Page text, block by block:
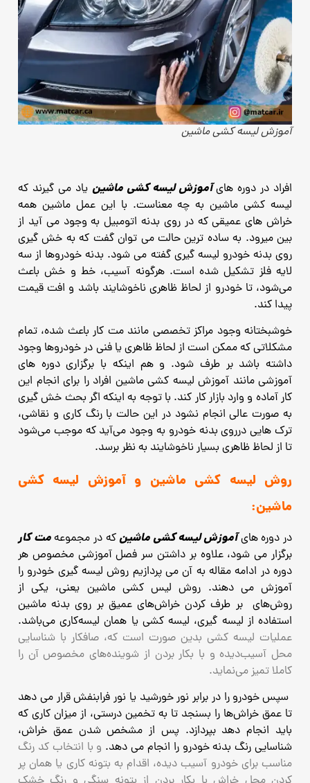
آموزش لیسه کشی ماشین
افراد در دوره هایآموزش لیسه کشی ماشین یاد می گیرند که
لیسه کشی ماشین به چه معناست. با این عمل ماشین همه
خراش های عمیقی که در روی بدنه اتومبیل به وجود می آید از
بین میرود. به ساده ترین حالت می توان گفت که به خش گیری
روی بدنه خودرو لیسه گیری گفته می شود. بدنه خودروها از سه
لایه فلز تشکیل شده است. هرگونه آسیب، خط و خش باعث
می‌شود، تا خودرو از لحاظ ظاهری ناخوشایند باشد و افت قیمت
پیدا کند.
خوشبختانه وجود مراکز تخصصی مانند مت کار باعث شده، تمام
مشکلاتی که ممکن است از لحاظ ظاهری یا فنی در خودروها وجود
داشته باشد بر طرف شود. و هم اینکه با برگزاری دوره های
آموزشی مانند آموزش لیسه کشی ماشین افراد را برای انجام این
کار آماده و وارد بازار کار کند. با توجه به اینکه اگر بحث خش گیری
به صورت عالی انجام نشود در این حالت با رنگ کاری و نقاشی،
ترک هایی درروی بدنه خودرو به وجود می‌آید که موجب می‌شود
تا از لحاظ ظاهری بسیار ناخوشایند به نظر برسد.
روش لیسه کشی ماشین و آموزش لیسه کشی
ماشین:
در دوره هایآموزش لیسه کشی ماشینکه در مجموعهمت کار
برگزار می شود، علاوه بر داشتن سر فصل آموزشی مخصوص هر
دوره در ادامه مقاله به آن می پردازیم روش لیسه گیری خودرو را
آموزش می دهند. روش لیس کشی ماشین یعنی، یکی از
روش‌های بر طرف کردن خراش‌های عمیق بر روی بدنه ماشین
استفاده از لیسه گیری، لیسه کشی یا همان لیسه‌کاری می‌باشد.
عملیات لیسه‌ کشی بدین صورت است که، صافکار با شناسایی
محل آسیب‌دیده و با بکار بردن از شوینده‌های مخصوص آن را
کاملا تمیز می‌نماید.
سپس خودرو را در برابر نور خورشید یا نور فرابنفش قرار می دهد
تا عمق خراش‌ها را بسنجد تا به تخمین درستی، از میزان کاری که
باید انجام دهد بپردازد.پس از مشخص شدن عمق خراش،
شناسایی رنگ بدنه خودرو را انجام می دهد. و با انتخاب کد رنگ
مناسب برای خودرو آسیب دیده، اقدام به بتونه کاری یا همان پر